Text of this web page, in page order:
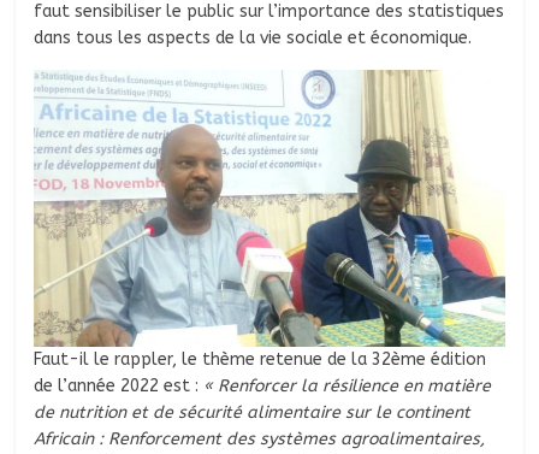
faut sensibiliser le public sur l’importance des statistiques
dans tous les aspects de la vie sociale et économique.
Faut-il le rappler, le thème retenue de la 32ème édition
de l’année 2022 est : « Renforcer la résilience en matière
de nutrition et de sécurité alimentaire sur le continent
Africain : Renforcement des systèmes agroalimentaires,